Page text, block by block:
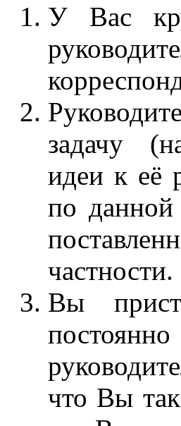
У Вас
задачу
идеи к её
по
частности.
Вы
что Вы